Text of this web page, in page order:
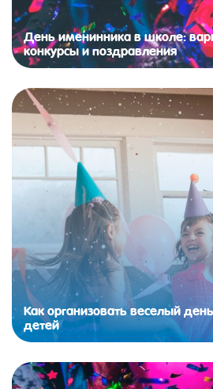
День именинника в школе:
конкурсы и поздравления
Как организовать веселый
детей